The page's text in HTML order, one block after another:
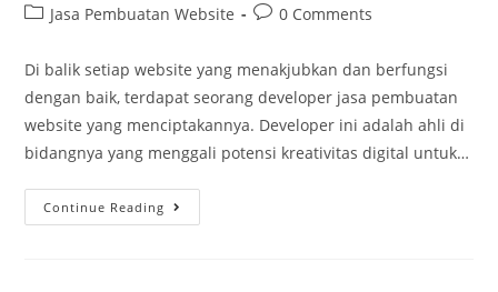
Jasa Pembuatan Website
0 Comments
Di balik setiap website yang menakjubkan dan berfungsi
dengan baik, terdapat seorang developer jasa pembuatan
website yang menciptakannya. Developer ini adalah ahli di
bidangnya yang menggali potensi kreativitas digital untuk…
Continue Reading